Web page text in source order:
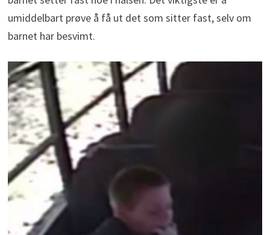
umiddelbart prøve å få ut det som sitter fast, selv om
barnet har besvimt.